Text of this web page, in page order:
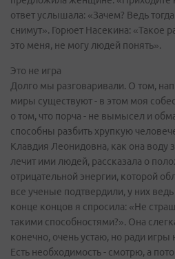
ответ услышала: «Зачем? Ведь
снимут». Горюет Насекина: «Такое
это меня, не могу людей понять».
Это не игра
Долго мы разговаривали. О том,
миры существуют - в этом моя
о том, что порча - не вымысел и
способны разбить хрупкую
Клавдия Леонидовна, как она воду
лечит ими людей, рассказала о
отрицательной энергии, которой
все ученые подтвердили, у них
конце концов я спросила: «Не
такими способностями?». Она
конечно, очень устаю, но ради игры
Есть необходимость - смотрю, а